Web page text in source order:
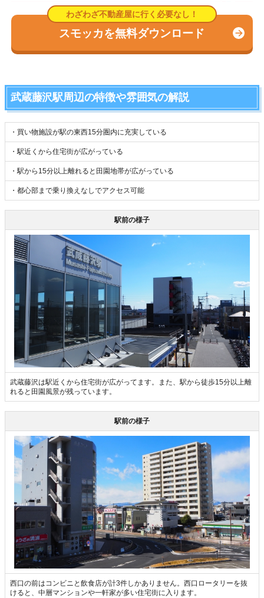
スモッカを無料ダウンロード
武蔵藤沢駅周辺の特徴や雰囲気の解説
・買い物施設が駅の東西15分圏内に充実している
・駅近くから住宅街が広がっている
・駅から15分以上離れると田園地帯が広がっている
・都心部まで乗り換えなしでアクセス可能
駅前の様子
武蔵藤沢は駅近くから住宅街が広がってます。また、駅から徒歩15分以上離
れると田園風景が残っています。
駅前の様子
西口の前はコンビニと飲食店が計3件しかありません。西口ロータリーを抜
けると、中層マンションや一軒家が多い住宅街に入ります。